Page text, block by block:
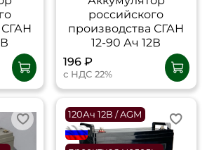
СГАН
российского
производства СГАН
12-90 Ач 12В
196 ₽
с НДС 22%
120Ач 12В / AGM
flagRU